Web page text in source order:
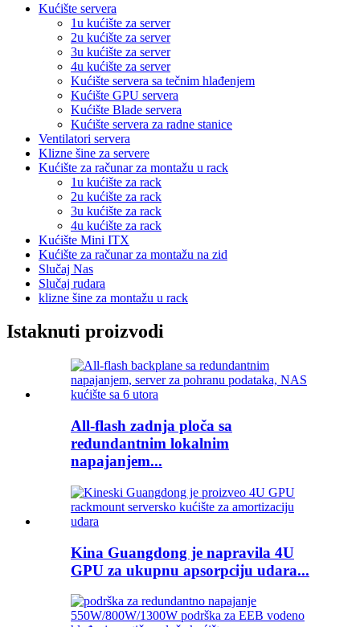
Kućište servera
1u kućište za server
2u kućište za server
3u kućište za server
4u kućište za server
Kućište servera sa tečnim hlađenjem
Kućište GPU servera
Kućište Blade servera
Kućište servera za radne stanice
Ventilatori servera
Klizne šine za servere
Kućište za računar za montažu u rack
1u kućište za rack
2u kućište za rack
3u kućište za rack
4u kućište za rack
Kućište Mini ITX
Kućište za računar za montažu na zid
Slučaj Nas
Slučaj rudara
klizne šine za montažu u rack
Istaknuti proizvodi
All-flash zadnja ploča sa
redundantnim lokalnim
napajanjem...
Kina Guangdong je napravila 4U
GPU za ukupnu apsorpciju udara...